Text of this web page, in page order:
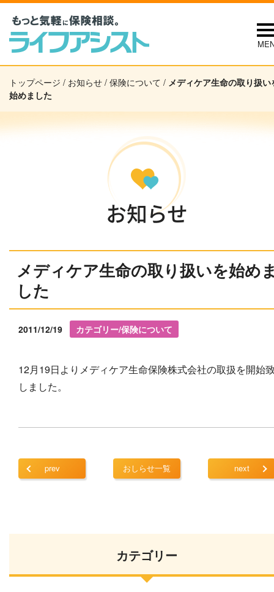
トップページ / お知らせ / 保険について / メディケア生命の取り扱い
始めました
お知らせ
メディケア生命の取り扱いを始め
した
2011/12/19 カテゴリー/保険について
12月19日よりメディケア生命保険株式会社の取扱を開始
しました。
prev おしらせ一覧 next
カテゴリー